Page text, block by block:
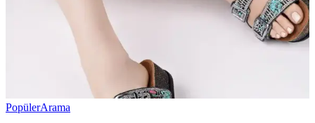
PopülerArama